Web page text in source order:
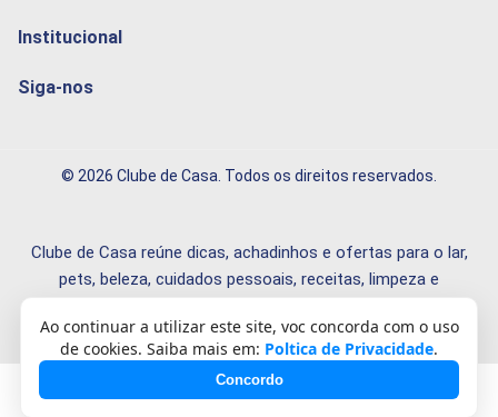
Institucional
Siga-nos
© 2026 Clube de Casa. Todos os direitos reservados.
Clube de Casa reúne dicas, achadinhos e ofertas para o lar,
pets, beleza, cuidados pessoais, receitas, limpeza e
Desenvolvido com❤️porCélio Ricardo
Ao continuar a utilizar este site, voc concorda com o uso
de cookies. Saiba mais em: Poltica de Privacidade.
Concordo